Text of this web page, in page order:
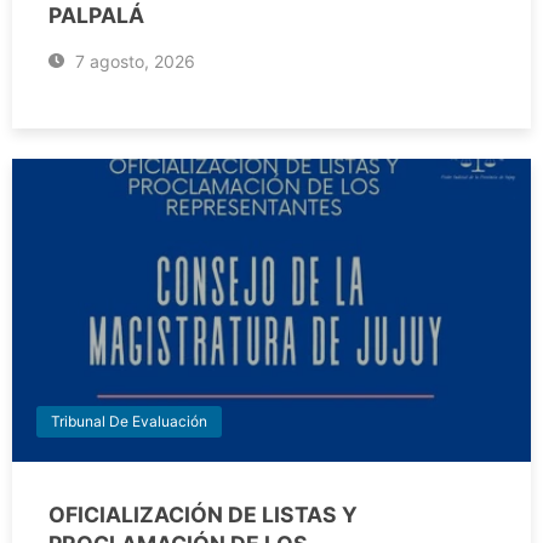
PALPALÁ
7 agosto, 2026
Tribunal De Evaluación
OFICIALIZACIÓN DE LISTAS Y